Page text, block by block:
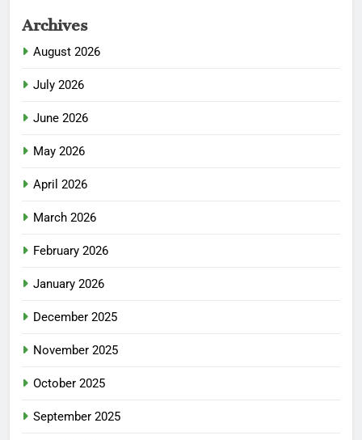
Archives
August 2026
July 2026
June 2026
May 2026
April 2026
March 2026
February 2026
January 2026
December 2025
November 2025
October 2025
September 2025